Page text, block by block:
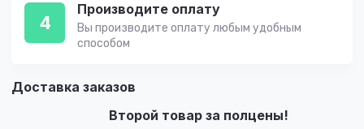
4
Производите оплату
Вы производите оплату любым удобным
способом
Доставка заказов
Второй товар за полцены!